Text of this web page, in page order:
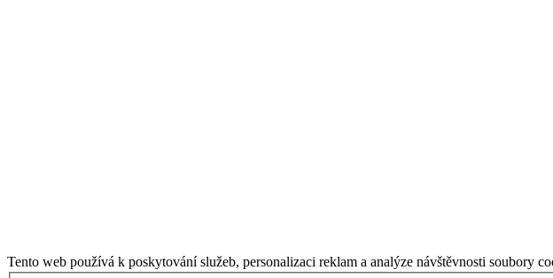
Tento web používá k poskytování služeb, personalizaci reklam a analýze návštěvnosti soubory